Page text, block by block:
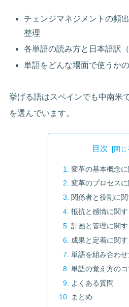
チェンジマネジメントの頻
整理
各単語の読み方と日本語訳
単語をどんな場面で使うか
挙げる語はスペインでも中南米
を選んでいます。
目次
変革の基本概念
変革のプロセス
関係者と役割に
抵抗と感情に関
計画と管理に関
成果と定着に関
単語を組み合わ
単語の覚え方のコ
よくある質問
まとめ